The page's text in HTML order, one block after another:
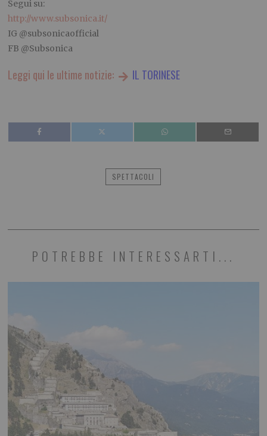
Segui su:
http://www.subsonica.it/
IG @subsonicaofficial
FB @Subsonica
Leggi qui le ultime notizie: IL TORINESE
SPETTACOLI
POTREBBE INTERESSARTI...